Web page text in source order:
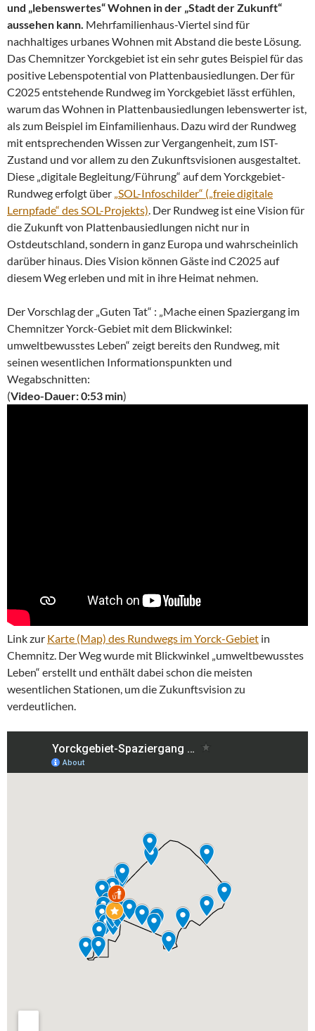
und „lebenswertes“ Wohnen in der „Stadt der Zukunft“
aussehen kann. Mehrfamilienhaus-Viertel sind für
nachhaltiges urbanes Wohnen mit Abstand die beste Lösung.
Das Chemnitzer Yorckgebiet ist ein sehr gutes Beispiel für das
positive Lebenspotential von Plattenbausiedlungen. Der für
C2025 entstehende Rundweg im Yorckgebiet lässt erfühlen,
warum das Wohnen in Plattenbausiedlungen lebenswerter ist,
als zum Beispiel im Einfamilienhaus. Dazu wird der Rundweg
mit entsprechenden Wissen zur Vergangenheit, zum IST-
Zustand und vor allem zu den Zukunftsvisionen ausgestaltet.
Diese „digitale Begleitung/Führung“ auf dem Yorckgebiet-
Rundweg erfolgt über „SOL-Infoschilder“ („freie digitale
Lernpfade“ des SOL-Projekts) . Der Rundweg ist eine Vision für
die Zukunft von Plattenbausiedlungen nicht nur in
Ostdeutschland, sondern in ganz Europa und wahrscheinlich
darüber hinaus. Dies Vision können Gäste ind C2025 auf
diesem Weg erleben und mit in ihre Heimat nehmen.
Der Vorschlag der „Guten Tat“ : „Mache einen Spaziergang im
Chemnitzer Yorck-Gebiet mit dem Blickwinkel:
umweltbewusstes Leben“ zeigt bereits den Rundweg, mit
seinen wesentlichen Informationspunkten und
Wegabschnitten:
(Video-Dauer: 0:53 min)
Link zur Karte (Map) des Rundwegs im Yorck-Gebiet in
Chemnitz. Der Weg wurde mit Blickwinkel „umweltbewusstes
Leben“ erstellt und enthält dabei schon die meisten
wesentlichen Stationen, um die Zukunftsvision zu
verdeutlichen.